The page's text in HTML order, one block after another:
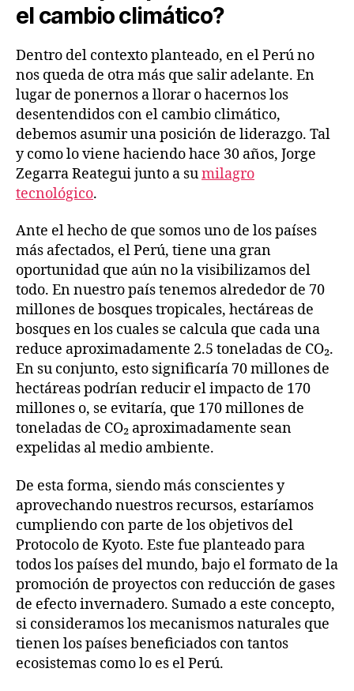
el cambio climático?
Dentro del contexto planteado, en el Perú no
nos queda de otra más que salir adelante. En
lugar de ponernos a llorar o hacernos los
desentendidos con el cambio climático,
debemos asumir una posición de liderazgo. Tal
y como lo viene haciendo hace 30 años, Jorge
Zegarra Reategui junto a sumilagro
tecnológico.
Ante el hecho de que somos uno de los países
más afectados, el Perú, tiene una gran
oportunidad que aún no la visibilizamos del
todo. En nuestro país tenemos alrededor de 70
millones de bosques tropicales, hectáreas de
bosques en los cuales se calcula que cada una
reduce aproximadamente 2.5 toneladas de CO₂.
En su conjunto, esto significaría 70 millones de
hectáreas podrían reducir el impacto de 170
millones o, se evitaría, que 170 millones de
toneladas de CO₂ aproximadamente sean
expelidas al medio ambiente.
De esta forma, siendo más conscientes y
aprovechando nuestros recursos, estaríamos
cumpliendo con parte de los objetivos del
Protocolo de Kyoto. Este fue planteado para
todos los países del mundo, bajo el formato de la
promoción de proyectos con reducción de gases
de efecto invernadero. Sumado a este concepto,
si consideramos los mecanismos naturales que
tienen los países beneficiados con tantos
ecosistemas como lo es el Perú.